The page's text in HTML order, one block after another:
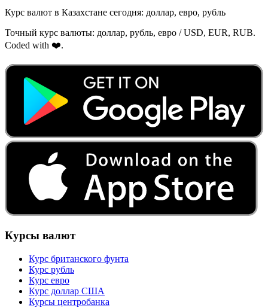
Курс валют в Казахстане сегодня: доллар, евро, рубль
Точный курс валюты: доллар, рубль, евро / USD, EUR, RUB.
Coded with ❤️.
Курсы валют
Курс британского фунта
Курс рубль
Курс евро
Курс доллар США
Курсы центробанка